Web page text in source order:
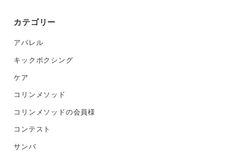
カテゴリー
アパレル
キックボクシング
ケア
コリンメソッド
コリンメソッドの会員様
コンテスト
サンバ